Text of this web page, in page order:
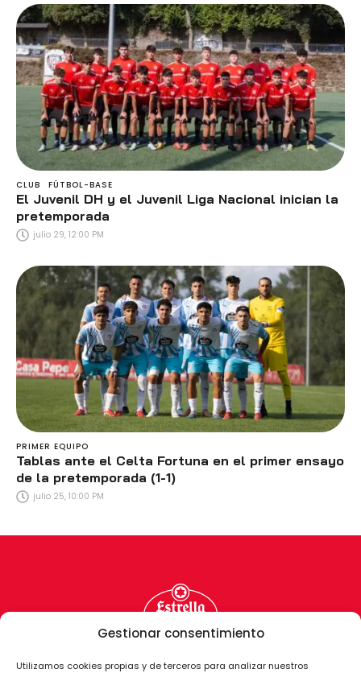
Gestionar consentimiento
Utilizamos cookies propias y de terceros para analizar nuestros
CLUB FÚTBOL-BASE
El Juvenil DH y el Juvenil Liga Nacional inician la
pretemporada
julio 29, 12:00 PM
PRIMER EQUIPO
Tablas ante el Celta Fortuna en el primer ensayo
de la pretemporada (1-1)
julio 25, 10:00 PM